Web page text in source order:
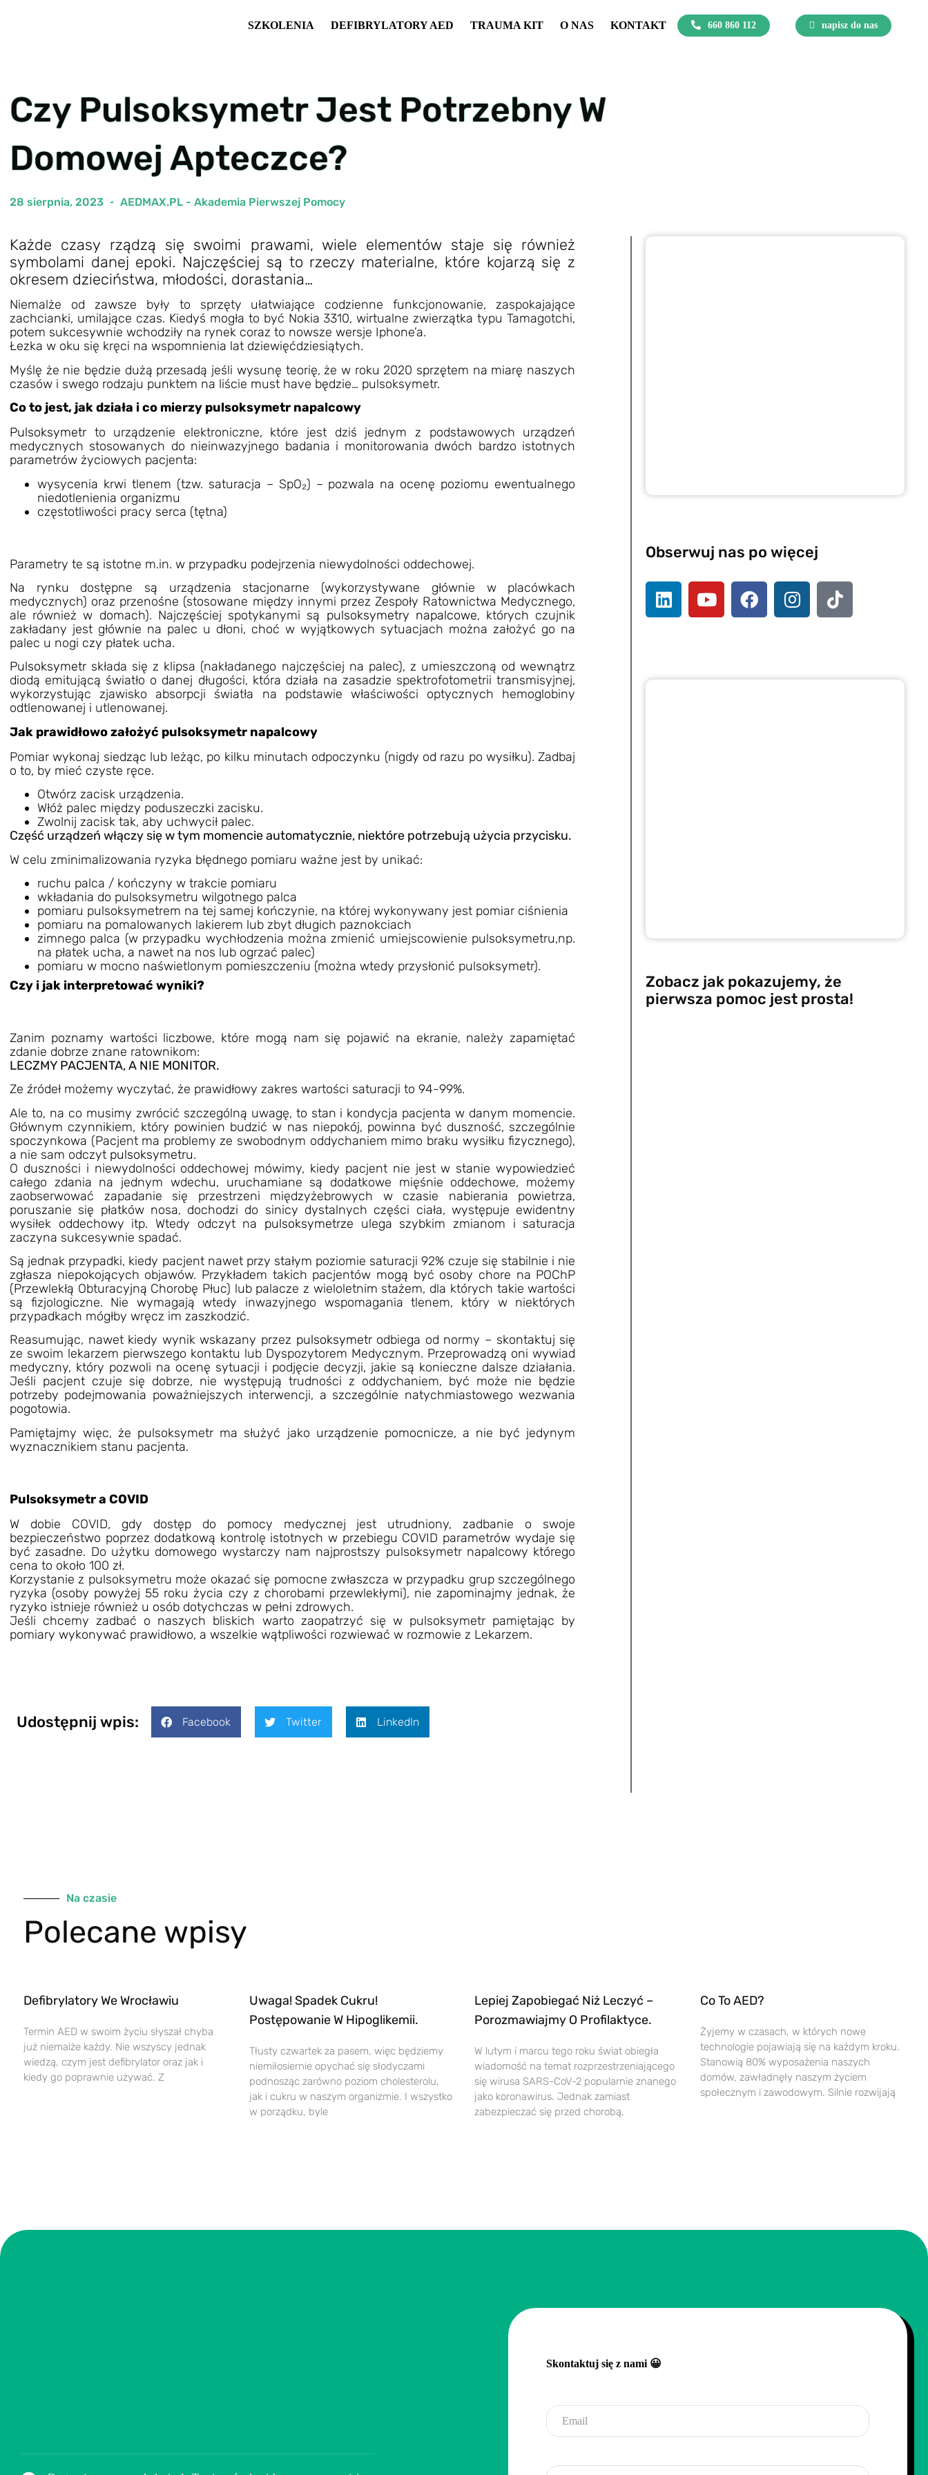
SZKOLENIA DEFIBRYLATORY AED TRAUMA KIT O NAS KONTAKT 660 860 112 napisz do nas
Czy Pulsoksymetr Jest Potrzebny W
Domowej Apteczce?
28 sierpnia, 2023 AEDMAX.PL - Akademia Pierwszej Pomocy
Każde czasy rządzą się swoimi prawami, wiele elementów staje się również
symbolami danej epoki. Najczęściej są to rzeczy materialne, które kojarzą się z
okresem dzieciństwa, młodości, dorastania…
Niemalże od zawsze były to sprzęty ułatwiające codzienne funkcjonowanie, zaspokajające
zachcianki, umilające czas. Kiedyś mogła to być Nokia 3310, wirtualne zwierzątka typu Tamagotchi,
potem sukcesywnie wchodziły na rynek coraz to nowsze wersje Iphone’a.
Łezka w oku się kręci na wspomnienia lat dziewięćdziesiątych.
Myślę że nie będzie dużą przesadą jeśli wysunę teorię, że w roku 2020 sprzętem na miarę naszych
czasów i swego rodzaju punktem na liście must have będzie… pulsoksymetr.
Co to jest, jak działa i co mierzy pulsoksymetr napalcowy
Pulsoksymetr to urządzenie elektroniczne, które jest dziś jednym z podstawowych urządzeń
medycznych stosowanych do nieinwazyjnego badania i monitorowania dwóch bardzo istotnych
parametrów życiowych pacjenta:
wysycenia krwi tlenem (tzw. saturacja – SpO₂) – pozwala na ocenę poziomu ewentualnego
niedotlenienia organizmu
częstotliwości pracy serca (tętna)
Parametry te są istotne m.in. w przypadku podejrzenia niewydolności oddechowej.
Na rynku dostępne są urządzenia stacjonarne (wykorzystywane głównie w placówkach
medycznych) oraz przenośne (stosowane między innymi przez Zespoły Ratownictwa Medycznego,
ale również w domach). Najczęściej spotykanymi są pulsoksymetry napalcowe, których czujnik
zakładany jest głównie na palec u dłoni, choć w wyjątkowych sytuacjach można założyć go na
palec u nogi czy płatek ucha.
Pulsoksymetr składa się z klipsa (nakładanego najczęściej na palec), z umieszczoną od wewnątrz
diodą emitującą światło o danej długości, która działa na zasadzie spektrofotometrii transmisyjnej,
wykorzystując zjawisko absorpcji światła na podstawie właściwości optycznych hemoglobiny
odtlenowanej i utlenowanej.
Jak prawidłowo założyć pulsoksymetr napalcowy
Pomiar wykonaj siedząc lub leżąc, po kilku minutach odpoczynku (nigdy od razu po wysiłku). Zadbaj
o to, by mieć czyste ręce.
Otwórz zacisk urządzenia.
Włóż palec między poduszeczki zacisku.
Zwolnij zacisk tak, aby uchwycił palec.
Część urządzeń włączy się w tym momencie automatycznie, niektóre potrzebują użycia przycisku.
W celu zminimalizowania ryzyka błędnego pomiaru ważne jest by unikać:
ruchu palca / kończyny w trakcie pomiaru
wkładania do pulsoksymetru wilgotnego palca
pomiaru pulsoksymetrem na tej samej kończynie, na której wykonywany jest pomiar ciśnienia
pomiaru na pomalowanych lakierem lub zbyt długich paznokciach
zimnego palca (w przypadku wychłodzenia można zmienić umiejscowienie pulsoksymetru,np.
na płatek ucha, a nawet na nos lub ogrzać palec)
pomiaru w mocno naświetlonym pomieszczeniu (można wtedy przysłonić pulsoksymetr).
Czy i jak interpretować wyniki?
Zanim poznamy wartości liczbowe, które mogą nam się pojawić na ekranie, należy zapamiętać
zdanie dobrze znane ratownikom:
LECZMY PACJENTA, A NIE MONITOR.
Ze źródeł możemy wyczytać, że prawidłowy zakres wartości saturacji to 94-99%.
Ale to, na co musimy zwrócić szczególną uwagę, to stan i kondycja pacjenta w danym momencie.
Głównym czynnikiem, który powinien budzić w nas niepokój, powinna być duszność, szczególnie
spoczynkowa (Pacjent ma problemy ze swobodnym oddychaniem mimo braku wysiłku fizycznego),
a nie sam odczyt pulsoksymetru.
O duszności i niewydolności oddechowej mówimy, kiedy pacjent nie jest w stanie wypowiedzieć
całego zdania na jednym wdechu, uruchamiane są dodatkowe mięśnie oddechowe, możemy
zaobserwować zapadanie się przestrzeni międzyżebrowych w czasie nabierania powietrza,
poruszanie się płatków nosa, dochodzi do sinicy dystalnych części ciała, występuje ewidentny
wysiłek oddechowy itp. Wtedy odczyt na pulsoksymetrze ulega szybkim zmianom i saturacja
zaczyna sukcesywnie spadać.
Są jednak przypadki, kiedy pacjent nawet przy stałym poziomie saturacji 92% czuje się stabilnie i nie
zgłasza niepokojących objawów. Przykładem takich pacjentów mogą być osoby chore na POChP
(Przewlekłą Obturacyjną Chorobę Płuc) lub palacze z wieloletnim stażem, dla których takie wartości
są fizjologiczne. Nie wymagają wtedy inwazyjnego wspomagania tlenem, który w niektórych
przypadkach mógłby wręcz im zaszkodzić.
Reasumując, nawet kiedy wynik wskazany przez pulsoksymetrodbiega od normy – skontaktuj się
ze swoim lekarzem pierwszego kontaktu lub Dyspozytorem Medycznym. Przeprowadzą oni wywiad
medyczny, który pozwoli na ocenę sytuacji i podjęcie decyzji, jakie są konieczne dalsze działania.
Jeśli pacjent czuje się dobrze, nie występują trudności z oddychaniem, być może nie będzie
potrzeby podejmowania poważniejszych interwencji, a szczególnie natychmiastowego wezwania
pogotowia.
Pamiętajmy więc, że pulsoksymetr ma służyć jako urządzenie pomocnicze, a nie być jedynym
wyznacznikiem stanu pacjenta.
Pulsoksymetr a COVID
W dobie COVID, gdy dostęp do pomocy medycznej jest utrudniony, zadbanie o swoje
bezpieczeństwo poprzez dodatkową kontrolę istotnych w przebiegu COVID parametrów wydaje się
być zasadne. Do użytku domowego wystarczy nam najprostszy pulsoksymetr napalcowy którego
cena to około 100 zł.
Korzystanie z pulsoksymetru może okazać się pomocne zwłaszcza w przypadku grup szczególnego
ryzyka (osoby powyżej 55 roku życia czy z chorobami przewlekłymi), nie zapominajmy jednak, że
ryzyko istnieje również u osób dotychczas w pełni zdrowych.
Jeśli chcemy zadbać o naszych bliskich warto zaopatrzyć się w pulsoksymetr pamiętając by
pomiary wykonywać prawidłowo, a wszelkie wątpliwości rozwiewać w rozmowie z Lekarzem.
Udostępnij wpis: Facebook Twitter LinkedIn
Obserwuj nas po więcej
Zobacz jak pokazujemy, że
pierwsza pomoc jest prosta!
Na czasie
Polecane wpisy
Defibrylatory We Wrocławiu
Termin AED w swoim życiu słyszał chyba
już niemalże każdy. Nie wszyscy jednak
wiedzą, czym jest defibrylator oraz jak i
kiedy go poprawnie używać. Z
Uwaga! Spadek Cukru!
Postępowanie W Hipoglikemii.​
Tłusty czwartek za pasem, więc będziemy
niemiłosiernie opychać się słodyczami
podnosząc zarówno poziom cholesterolu,
jak i cukru w naszym organizmie. I wszystko
w porządku, byle
Lepiej Zapobiegać Niż Leczyć –
Porozmawiajmy O Profilaktyce.
W lutym i marcu tego roku świat obiegła
wiadomość na temat rozprzestrzeniającego
się wirusa SARS-CoV-2 popularnie znanego
jako koronawirus. Jednak zamiast
zabezpieczać się przed chorobą,
Co To AED?
Żyjemy w czasach, w których nowe
technologie pojawiają się na każdym kroku.
Stanowią 80% wyposażenia naszych
domów, zawładnęły naszym życiem
społecznym i zawodowym. Silnie rozwijają
Skontaktuj się z nami 😀